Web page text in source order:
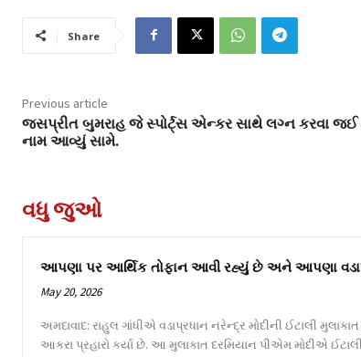
Share
Previous article
જસપ્રીત બુમરાહ જે સ્પોર્ટ્સ એન્કર સાથે લગ્ન કરવા જઈ
નામ આવ્યું સામે.
વધુ જુઓ
આપણા પર આર્થિક તોફાન આવી રહ્યું છે અને આપણા
May 20, 2026
અમદાવાદ: રાહુલ ગાંધીએ વડાપ્રધાન નરેન્દ્ર મોદીની ઈટાલી
આકરા પ્રહારો કર્યા છે. આ મુલાકાત દરમિયાન પીએમ મોદીએ